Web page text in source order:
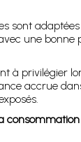
sont
une bonne
à privilégier
accrue
consommation